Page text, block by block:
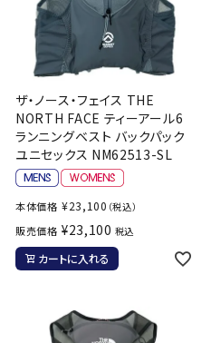
ザ・ノース・フェイス THE
NORTH FACE ティーアール6
ランニングベスト バックパック
ユニセックス NM62513-SL
本体価格 ¥23,100 （税込）
販売価格 ¥23,100 税込
カートに入れる